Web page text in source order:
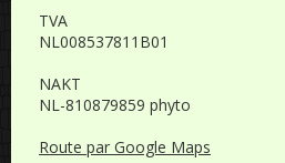
TVA
NL008537811B01
NAKT
NL-810879859 phyto
Route par Google Maps